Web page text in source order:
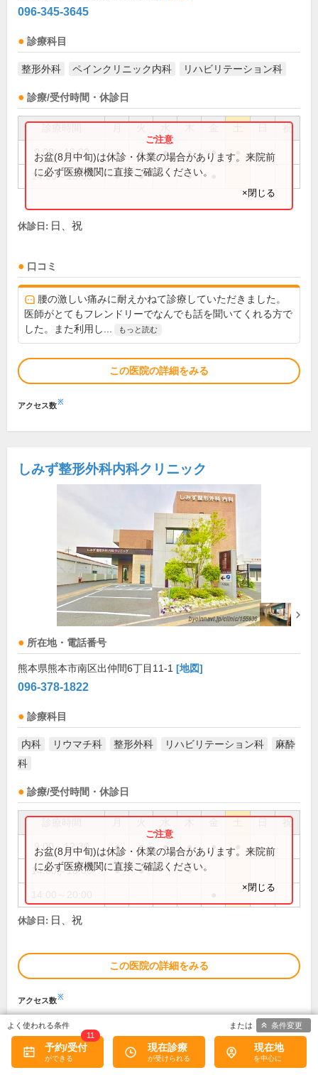
096-345-3645
診療科目
整形外科 ペインクリニック内科 リハビリテーション科
診療/受付時間・休診日
祝
9:00～13:00 ● ● ● ● ●
14:00～18:00 ● ● ●
お盆(8月中旬)は休診・休業の場合があります。来院前
に必ず医療機関に直接ご確認ください。
×閉じる
休診日: 日、祝
口コミ
腰の激しい痛みに耐えかねて診療していただきました。
医師がとてもフレンドリーでなんでも話を聞いてくれる方で
した。また利用し...
もっと読む
この医院の詳細をみる
アクセス数※
しみず整形外科内科クリニック
所在地・電話番号
熊本県熊本市南区出仲間6丁目11-1 [地図]
096-378-1822
診療科目
内科 リウマチ科 整形外科 リハビリテーション科
麻酔
科
診療/受付時間・休診日
祝
9:00～12:30 ● ● ● ● ●
14:00～18:00 ● ● ●
お盆(8月中旬)は休診・休業の場合があります。来院前
に必ず医療機関に直接ご確認ください。
×閉じる
休診日: 日、祝
この医院の詳細をみる
アクセス数※
きはら循環器科内科
予約/受付
11
現在診療 現在地
条件変更